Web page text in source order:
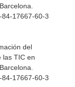
Barcelona.
84-17667-60-3
del
las TIC en
Barcelona.
84-17667-60-3